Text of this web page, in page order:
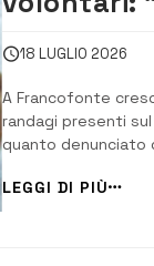
17 giorni,
Istituzioni
condizioni
18 LUGLIO 2026
A Francofonte
randagi presenti
quanto denunciato
cibo da ben 17
antiparassitari, una
LEGGI DI PIÙ